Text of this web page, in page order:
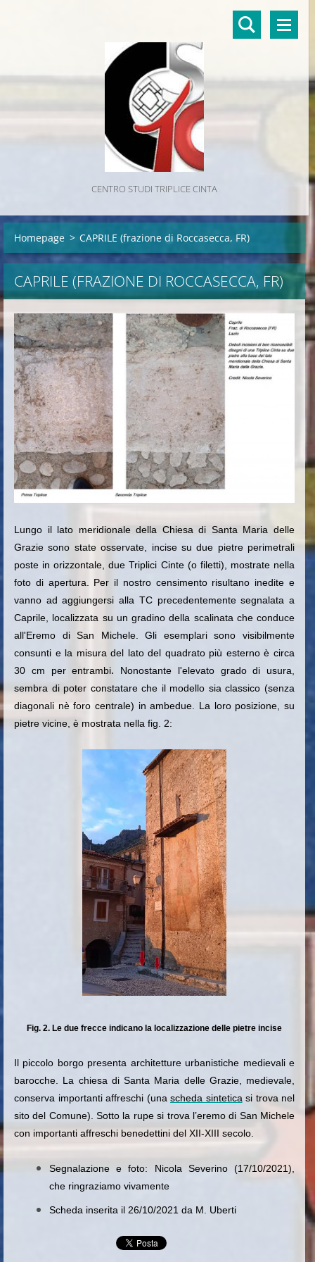
CENTRO STUDI TRIPLICE CINTA
Homepage > CAPRILE (frazione di Roccasecca, FR)
CAPRILE (FRAZIONE DI ROCCASECCA, FR)
Lungo il lato meridionale della Chiesa di Santa Maria delle
Grazie sono state osservate, incise su due pietre perimetrali
poste in orizzontale, due Triplici Cinte (o filetti), mostrate nella
foto di apertura. Per il nostro censimento risultano inedite e
vanno ad aggiungersi alla TC precedentemente segnalata a
Caprile, localizzata su un gradino della scalinata che conduce
all'Eremo di San Michele. Gli esemplari sono visibilmente
consunti e la misura del lato del quadrato più esterno è circa
30 cm per entrambi.
Nonostante l'elevato grado di usura,
sembra di poter constatare che il modello sia classico (senza
diagonali nè foro centrale) in ambedue. La loro posizione, su
pietre vicine, è mostrata nella fig. 2:
Fig. 2. Le due frecce indicano la localizzazione delle pietre incise
Il piccolo borgo presenta architetture urbanistiche medievali e
barocche. La chiesa di Santa Maria delle Grazie, medievale,
conserva importanti affreschi (unascheda sintetica si trova nel
sito del Comune). Sotto la rupe si trova l’eremo di San Michele
con importanti affreschi benedettini del XII-XIII secolo.
Segnalazione e foto: Nicola Severino (17/10/2021),
che ringraziamo vivamente
Scheda inserita il 26/10/2021 da M. Uberti